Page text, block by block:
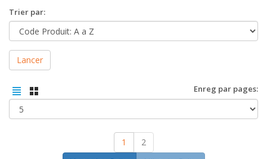
Trier par:
Lancer
Enreg par pages:
1
2